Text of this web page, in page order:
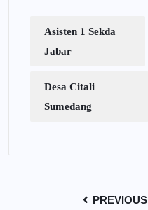
Asisten 1 Sekda
Jabar
Desa Citali
Sumedang
PREVIOUS